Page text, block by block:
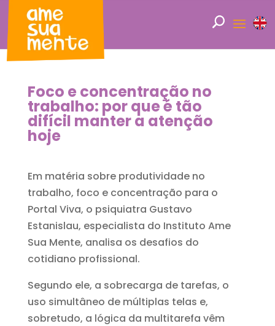
Foco e concentração no
trabalho: por que é tão
difícil manter a atenção
hoje
Em matéria sobre produtividade no
trabalho, foco e concentração para o
Portal Viva, o psiquiatra Gustavo
Estanislau, especialista do Instituto Ame
Sua Mente, analisa os desafios do
cotidiano profissional.
Segundo ele, a sobrecarga de tarefas, o
uso simultâneo de múltiplas telas e,
sobretudo, a lógica da multitarefa vêm